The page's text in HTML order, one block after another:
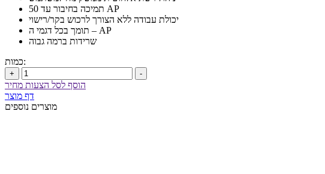
תמיכה בחיבור עד 50 AP
יכולת עבודה ללא הצורך לרכוש בקר/רישוי
תומך בכל דגמי ה – AP
שרידות ברמה גבוה
כמות:
+ -
הוסף לסל הצעות מחיר
דף מוצר
מוצרים נוספים